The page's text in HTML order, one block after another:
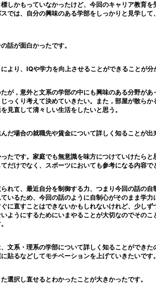
しかもっていなかったけど、今回のキャリア教育を
では、自分の興味のある学部をしっかりと見学し
話が面白かったです。
より、IQや学力を向上させることができることが分
が，意外と文系の学部の中にも興味のある分野が
っくり考えて決めていきたい。また，部屋が散ら
見直して清々しい生活をしたいと思う。
だ場合の就職先や賃金について詳しく知ることが出
たです。家庭でも無意識を味方につけていけたら
だけでなく、スポーツにおいても参考になる内容で
れて、最近自分を制御する力、つまり今回の話の
いるため、今回の話のように自制心がそのまま学
に直すことはできないかもしれないけれど、少し
ようにするためにいまやることが大切なのでそのこ
文系・理系の学部について詳しく知ることができ
貼るなどしてモチベーションを上げていきたいです。
選択し直せるとわかったことが大きかったです。